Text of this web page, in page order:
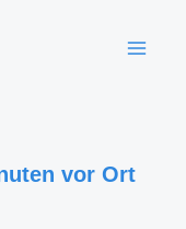
vor Ort